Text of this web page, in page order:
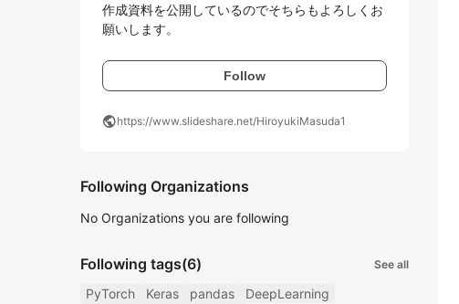
作成資料を公開しているのでそちらもよろしくお
願いします。
Follow
publichttps://www.slideshare.net/HiroyukiMasuda1
Following Organizations
No Organizations you are following
Following tags(6) See all
PyTorch Keras pandas
DeepLearning